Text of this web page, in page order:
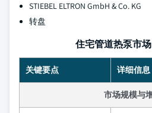
STIEBEL ELTRON GmbH & Co. KG
转盘
住宅管道热泵市
关键要点 详细信息
市场规模与